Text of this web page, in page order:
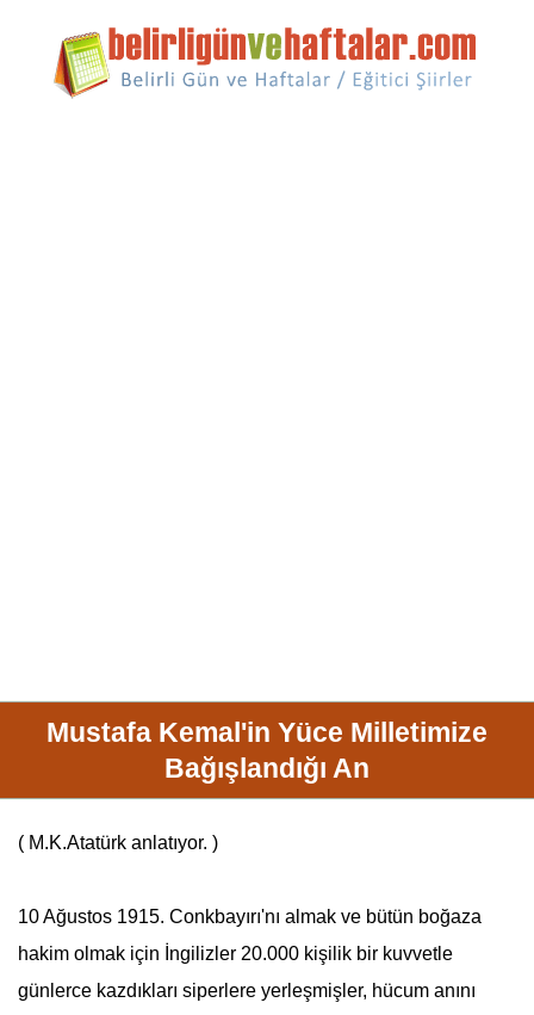
Mustafa Kemal'in Yüce Milletimize
Bağışlandığı An
( M.K.Atatürkanlatıyor. )
10 Ağustos 1915. Conkbayırı'nı almak ve bütün boğaza
hakim olmak için İngilizler 20.000 kişilik bir kuvvetle
günlerce kazdıkları siperlere yerleşmişler, hücum anını